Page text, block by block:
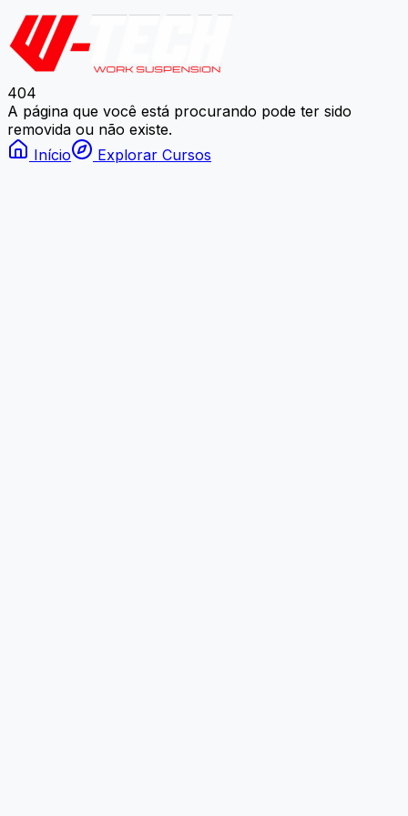
404
A página que você está procurando pode ter sido
removida ou não existe.
Início
Explorar Cursos